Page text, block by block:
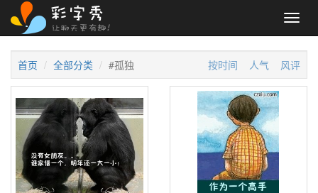
首页 全部分类 #孤独 按时间 人气 风评